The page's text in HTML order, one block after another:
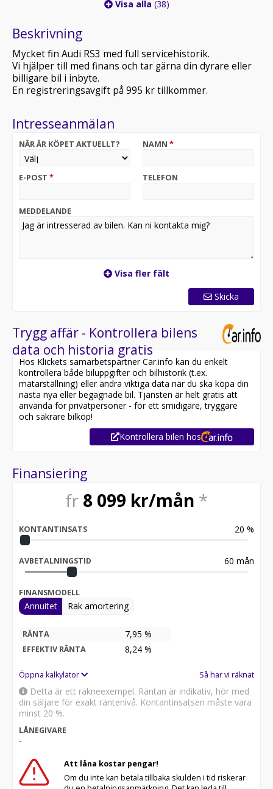
Visa alla (38)
Beskrivning
Mycket fin Audi RS3 med full servicehistorik.
Vi hjälper till med finans och tar gärna din dyrare eller
billigare bil i inbyte.
En registreringsavgift på 995 kr tillkommer.
Intresseanmälan
NÄR ÄR KÖPET AKTUELLT? NAMN *
E-POST * TELEFON
MEDDELANDE
Visa fler fält
Skicka
Trygg affär - Kontrollera bilens
data och historia gratis
Hos Klickets samarbetspartner Car.info kan du enkelt
kontrollera både biluppgifter och bilhistorik (t.ex.
mätarställning) eller andra viktiga data när du ska köpa din
nästa nya eller begagnade bil. Tjänsten är helt gratis att
använda för privatpersoner - för ett smidigare, tryggare
och säkrare bilköp!
Kontrollera bilen hos
Finansiering
fr 8 099 kr/mån *
KONTANTINSATS 20 %
AVBETALNINGSTID 60 mån
FINANSMODELL
Annuitet Rak amortering
RÄNTA 7,95 %
EFFEKTIV RÄNTA 8,24 %
Öppna kalkylator Så har vi räknat
Detta är ett räkneexempel. Räntan är indikativ, hör med
din säljare för exakt räntenivå. Kontantinsatsen måste vara
minst 20 %.
LÅNEGIVARE
-
Att låna kostar pengar!
Om du inte kan betala tillbaka skulden i tid riskerar